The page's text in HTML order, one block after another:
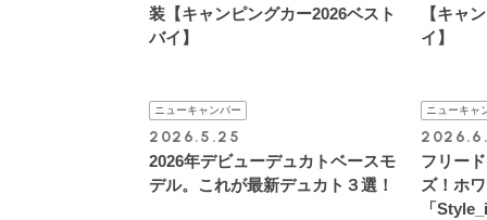
装【キャンピングカー2026ベスト
バイ】
【キャ
イ】
ニューキャンパー
2026.5.25
2026年デビューデュカトベースモ
デル。これが最新デュカト３選！
ニューキャ
フリー
ズ！ホ
「